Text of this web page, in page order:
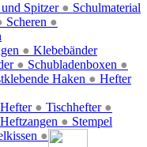
Spitzer ● Schulmaterial
Scheren ●
●
● Schubladenboxen ●
Klebebänder
Haken ● Hefter
● Tischhefter ●
Heftzangen ● Stempel
●